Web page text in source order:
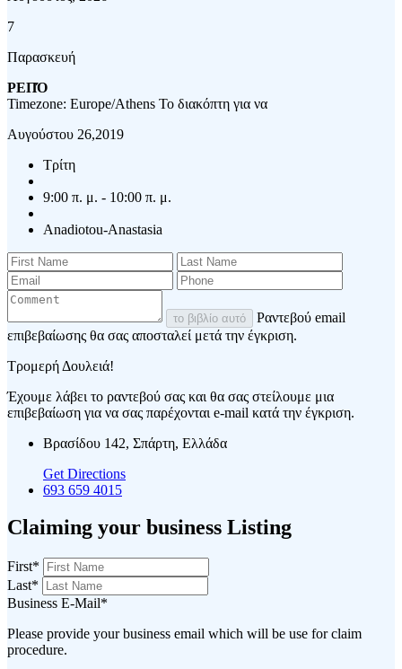
7
Παρασκευή
ΡΕΠΌ
Timezone: Europe/Athens Το διακόπτη για να
Αυγούστου 26,2019
Τρίτη
9:00 π. μ. - 10:00 π. μ.
Anadiotou-Anastasia
το βιβλίο αυτό
Ραντεβού email
επιβεβαίωσης θα σας αποσταλεί μετά την έγκριση.
Τρομερή Δουλειά!
Έχουμε λάβει το ραντεβού σας και θα σας στείλουμε μια
επιβεβαίωση για να σας παρέχονται e-mail κατά την έγκριση.
Βρασίδου 142, Σπάρτη, Ελλάδα
Get Directions
693 659 4015
Claiming your business Listing
First*
Last*
Business E-Mail*
Please provide your business email which will be use for claim
procedure.